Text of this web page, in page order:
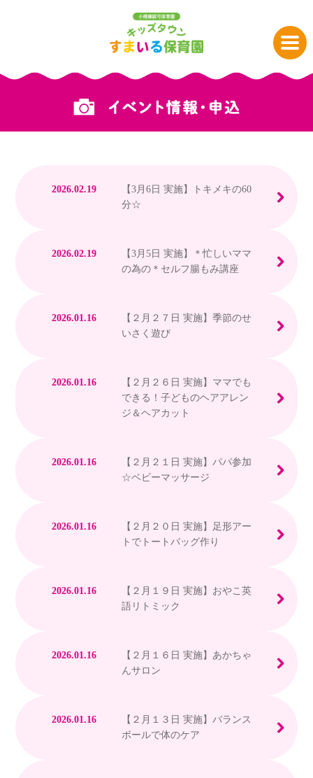
2026.02.19
【3月6日 実施】トキメキの60
分☆
2026.02.19
【3月5日 実施】＊忙しいママ
の為の＊セルフ腸もみ講座
2026.01.16
【２月２７日 実施】季節のせ
いさく遊び
2026.01.16
【２月２６日 実施】ママでも
できる！子どものヘアアレン
ジ＆ヘアカット
2026.01.16
【２月２１日 実施】パパ参加
☆ベビーマッサージ
2026.01.16
【２月２０日 実施】足形アー
トでトートバッグ作り
2026.01.16
【２月１９日 実施】おやこ英
語リトミック
2026.01.16
【２月１６日 実施】あかちゃ
んサロン
2026.01.16
【２月１３日 実施】バランス
ボールで体のケア